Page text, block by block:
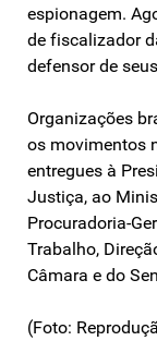
espionagem.
de fiscalizador
defensor de
Organizações
os movimentos
entregues à
Justiça, ao
Procuradoria-
Trabalho,
Câmara e do
(Foto: